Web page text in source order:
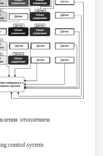
отоплением
control system